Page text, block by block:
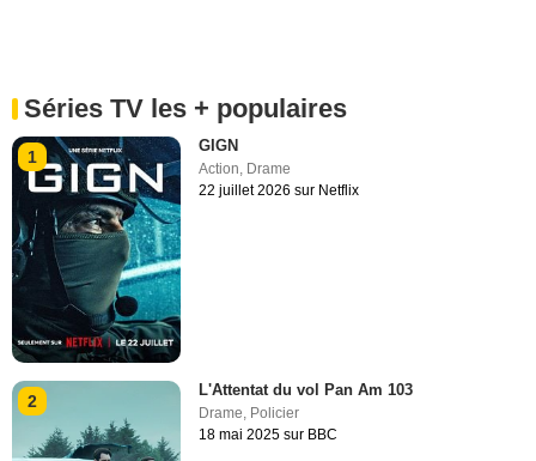
Séries TV les + populaires
1
GIGN
Action, Drame
22 juillet 2026 sur Netflix
2
L'Attentat du vol Pan Am 103
Drame Policier
18 mai 2025 sur BBC